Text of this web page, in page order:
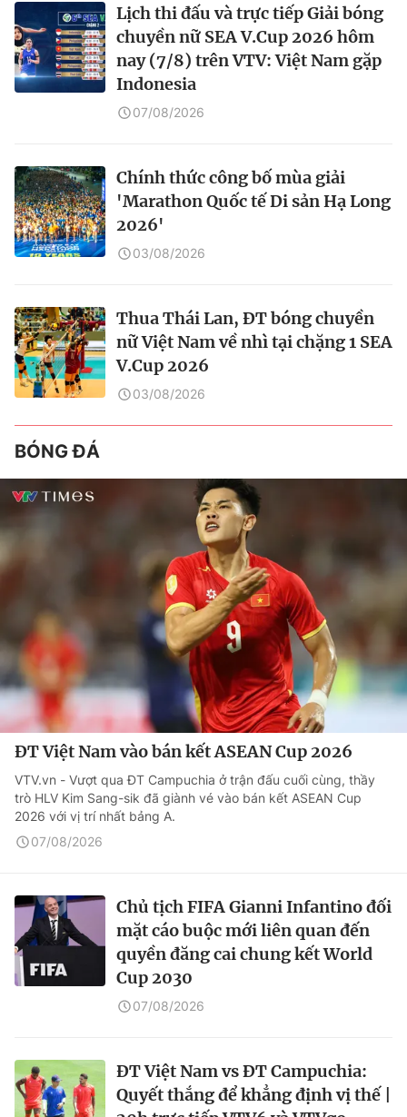
Lịch thi đấu và trực tiếp Giải bóng
chuyền nữ SEA V.Cup 2026 hôm
nay (7/8) trên VTV: Việt Nam gặp
Indonesia
07/08/2026
Chính thức công bố mùa giải
'Marathon Quốc tế Di sản Hạ Long
2026'
03/08/2026
Thua Thái Lan, ĐT bóng chuyền
nữ Việt Nam về nhì tại chặng 1 SEA
V.Cup 2026
03/08/2026
BÓNG ĐÁ
ĐT Việt Nam vào bán kết ASEAN Cup 2026
VTV.vn - Vượt qua ĐT Campuchia ở trận đấu cuối cùng, thầy
trò HLV Kim Sang-sik đã giành vé vào bán kết ASEAN Cup
2026 với vị trí nhất bảng A.
07/08/2026
Chủ tịch FIFA Gianni Infantino đối
mặt cáo buộc mới liên quan đến
quyền đăng cai chung kết World
Cup 2030
07/08/2026
ĐT Việt Nam vs ĐT Campuchia:
Quyết thắng để khẳng định vị thế |